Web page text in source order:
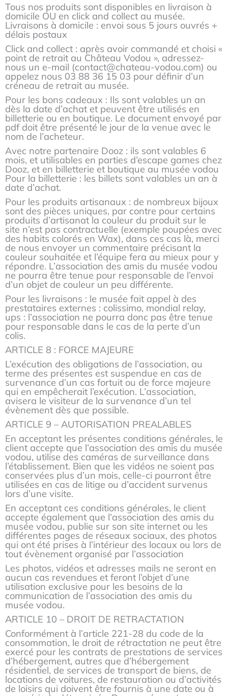
Tous nos produits sont disponibles en livraison à
domicile OU en click and collect au musée.
Livraisons à domicile : envoi sous 5 jours ouvrés +
délais postaux
Click and collect : après avoir commandé et choisi «
point de retrait au Château Vodou », adressez-
nous un e-mail (contact@chateau-vodou.com) ou
appelez nous 03 88 36 15 03 pour définir d’un
créneau de retrait au musée.
Pour les bons cadeaux : Ils sont valables un an
dès la date d’achat et peuvent être utilisés en
billetterie ou en boutique. Le document envoyé par
pdf doit être présenté le jour de la venue avec le
nom de l’acheteur.
Avec notre partenaire Dooz : ils sont valables 6
mois, et utilisables en parties d’escape games chez
Dooz, et en billetterie et boutique au musée vodou
Pour la billetterie : les billets sont valables un an à
date d’achat.
Pour les produits artisanaux : de nombreux bijoux
sont des pièces uniques, par contre pour certains
produits d’artisanat la couleur du produit sur le
site n’est pas contractuelle (exemple poupées avec
des habits colorés en Wax), dans ces cas là, merci
de nous envoyer un commentaire précisant la
couleur souhaitée et l’équipe fera au mieux pour y
répondre. L’association des amis du musée vodou
ne pourra être tenue pour responsable de l’envoi
d’un objet de couleur un peu différente.
Pour les livraisons : le musée fait appel à des
prestataires externes : colissimo, mondial relay,
ups : l’association ne pourra donc pas être tenue
pour responsable dans le cas de la perte d’un
colis.
ARTICLE 8 : FORCE MAJEURE
L’exécution des obligations de l’association, au
terme des présentes est suspendue en cas de
survenance d’un cas fortuit ou de force majeure
qui en empêcherait l’exécution. L’association,
avisera le visiteur de la survenance d’un tel
évènement dès que possible.
ARTICLE 9 – AUTORISATION PREALABLES
En acceptant les présentes conditions générales, le
client accepte que l’association des amis du musée
vodou, utilise des caméras de surveillance dans
l’établissement. Bien que les vidéos ne soient pas
conservées plus d’un mois, celle-ci pourront être
utilisées en cas de litige ou d’accident survenus
lors d’une visite.
En acceptant ces conditions générales, le client
accepte également que l’association des amis du
musée vodou, publie sur son site internet ou les
différentes pages de réseaux sociaux, des photos
qui ont été prises à l’intérieur des locaux ou lors de
tout évènement organisé par l’association
Les photos, vidéos et adresses mails ne seront en
aucun cas revendues et feront l’objet d’une
utilisation exclusive pour les besoins de la
communication de l’association des amis du
musée vodou.
ARTICLE 10 – DROIT DE RETRACTATION
Conformément à l’article 221-28 du code de la
consommation, le droit de rétractation ne peut être
exercé pour les contrats de prestations de services
d’hébergement, autres que d’hébergement
résidentiel, de services de transport de biens, de
locations de voitures, de restauration ou d’activités
de loisirs qui doivent être fournis à une date ou à